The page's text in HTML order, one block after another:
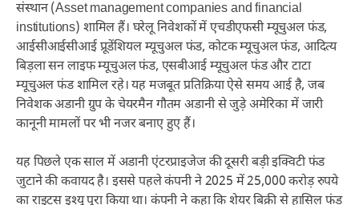
संस्थान (Asset management companies and financial
institutions) शामिल हैं। घरेलू निवेशकों में एचडीएफसी म्यूचुअल फंड,
आईसीआईसीआई प्रूडेंशियल म्यूचुअल फंड, कोटक म्यूचुअल फंड, आदित्य
बिड़ला सन लाइफ म्यूचुअल फंड, एसबीआई म्यूचुअल फंड और टाटा
म्यूचुअल फंड शामिल रहे। यह मजबूत प्रतिक्रिया ऐसे समय आई है, जब
निवेशक अडानी ग्रुप के चेयरमैन गौतम अडानी से जुड़े अमेरिका में जारी
कानूनी मामलों पर भी नजर बनाए हुए हैं।
यह पिछले एक साल में अडानी एंटरप्राइजेज की दूसरी बड़ी इक्विटी फंड
जुटाने की कवायद है। इससे पहले कंपनी ने 2025 में 25,000 करोड़ रुपये
का राइट्स इश्यू पूरा किया था। कंपनी ने कहा कि शेयर बिक्री से हासिल फंड